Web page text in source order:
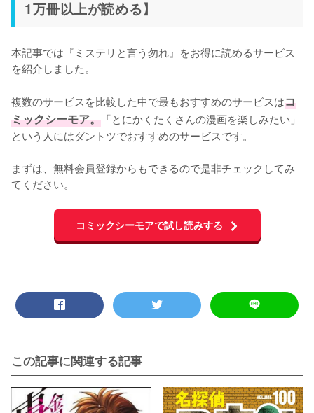
1万冊以上が読める】
本記事では『ミステリと言う勿れ』をお得に読めるサービス
を紹介しました。
複数のサービスを比較した中で最もおすすめのサービスはコ
ミックシーモア。 「とにかくたくさんの漫画を楽しみたい」
という人にはダントツでおすすめのサービスです。
まずは、無料会員登録からもできるので是非チェックしてみ
てください。
コミックシーモアで試し読みする
この記事に関連する記事